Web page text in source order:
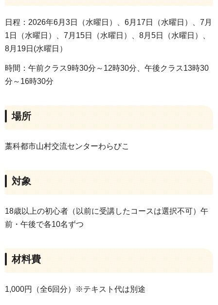
日程：2026年6月3日（水曜日）、6月17日（水曜日）、7月
1日（水曜日）、7月15日（水曜日）、8月5日（水曜日）、
8月19日(水曜日）
時間：午前クラス9時30分～12時30分、午後クラス13時30
分～16時30分
場所
藁科都市山村交流センターわらびこ
対象
18歳以上の初心者（以前に受講したコースは選択不可）午
前・午後で各10名ずつ
材料費
1,000円（全6回分）※テキスト代は別途